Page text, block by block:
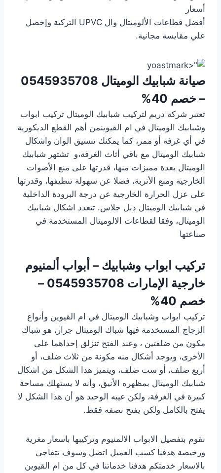
أسعار
أفضل قطاعات الألوميتال وال UPVC التركية وإحصل
علي مقايسة مجانية.
صيانة شبابيك الوميتال 0545935708
– خصم 40%
تعتبر شركة دريم لتركيب شبابيك الوميتال تركيب ابواب
وشبابيك الوميتال في ام القيوينمن أهم القطع الديكورية
في أي غرفة أو ممر، كما يمكنك تنسيق الوان واشكال
شبابيك الوميتال مع باقي أثاث الغرفة،و تشتهر شبابيك
الوميتال بعدة مميزات منها، قدرتها على منع الأصوات
الخارجية ومنع الأتربة، فضلا عن سهولة تنظيفها، وقدرتها
على عزل الحرارة الخارجية عن درجة البرودة الداخلية
في شبابيك الوميتال دبل جلاس. تتعدد اشكال شبابيك
الوميتال، وفقا لقطاعات الالوميتال المستخدمة في
صناعتها
تركيب ابواب وشبابيك – أبواب ألمنيوم
خارجية الإمارات
0545935708 –
خصم 40%
تركيب ابواب وشبابيك الوميتال في ام القيوين وأنواع
الزجاج المستخدمة فيها شباك الوميتال جرار، هو شباك
مكون من ضلفتين ، وعند الفتح تنزلق إحداهما على
الأخرى، ويوجد أشكال منه مكونة من ثلاث ضلف، أو
أربع ضلف، أو ست ضلف، ويتميز هذا الشكل من اشكال
شبابيك الوميتال بمظهره الأنيق، وأنه لا يستهلك مساحة
كبيرة في الغرفة، ولكن عيبه الوحيد هو أن هذا الشكل لا
يفتح بالكامل ولكن يفتح نصفه فقط.
نقوم بتفصيل الابواب الالمنيوم وتركيبها باسعار مغرية
ورخيصة هدفنا كسب العميل اتصل وسوف تتفاجى
بالاسعار خدمتكم هدفنا خدماتنا في كل من ام القيوين